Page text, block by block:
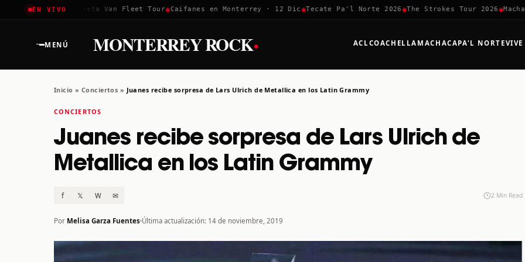
EN VIVO
2026✱Greta Van Fleet Tour ✱Caifanes en Monterrey · 12 Dic✱ Tecate Pa'l Norte 2026 ✱The Strokes Tour 2026 ✱Machaca
MENÚ MONTERREY ROCK· ACLCOACHELLA MACHACAPA'L NORTE
Inicio » Conciertos » Juanes recibe sorpresa de Lars Ulrich de Metallica en los Latin Grammy
CONCIERTOS
Juanes recibe sorpresa de Lars Ulrich de
Metallica en los Latin Grammy
f 𝕏 W ✉ 2 Min Read
Por Melisa Garza Fuentes Última actualización: 14 de noviembre, 2019